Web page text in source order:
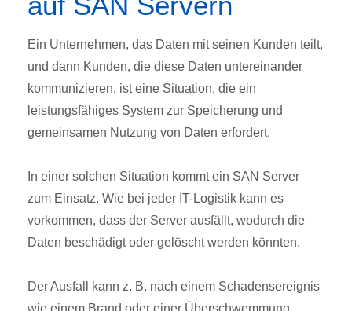
Ein Unternehmen, das Daten mit seinen Kunden teilt,
und dann Kunden, die diese Daten untereinander
kommunizieren, ist eine Situation, die ein
leistungsfähiges System zur Speicherung und
gemeinsamen Nutzung von Daten erfordert.
In einer solchen Situation kommt ein SAN Server
zum Einsatz. Wie bei jeder IT-Logistik kann es
vorkommen, dass der Server ausfällt, wodurch die
Daten beschädigt oder gelöscht werden könnten.
Der Ausfall kann z. B. nach einem Schadensereignis
wie einem Brand oder einer Überschwemmung